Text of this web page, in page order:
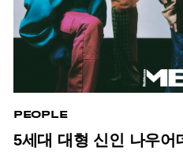
PEOPLE
5세대 대형 신인 나우어